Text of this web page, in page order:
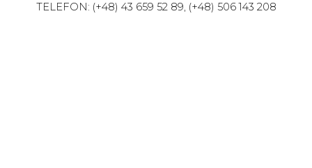
TELEFON: (+48) 43 659 52 89, (+48) 506 143 208